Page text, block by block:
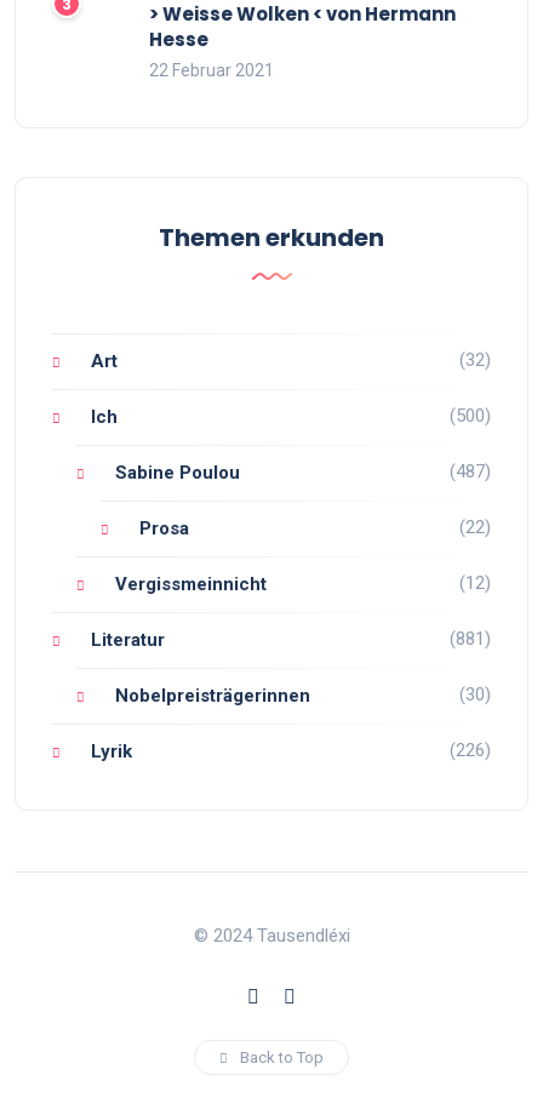
> Weisse Wolken < von Hermann
Hesse
22 Februar 2021
Themen erkunden
Art (32)
Ich (500)
Sabine Poulou (487)
Prosa (22)
Vergissmeinnicht (12)
Literatur (881)
Nobelpreisträgerinnen (30)
Lyrik (226)
© 2024 Tausendléxi
Back to Top